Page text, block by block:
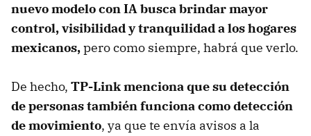
nuevo modelo con IA busca brindar mayor
control, visibilidad y tranquilidad a los hogares
mexicanos,pero como siempre, habrá que verlo.
De hecho, TP-Link menciona que su detección
de personas también funciona como detección
de movimiento, ya que te envía avisos a la